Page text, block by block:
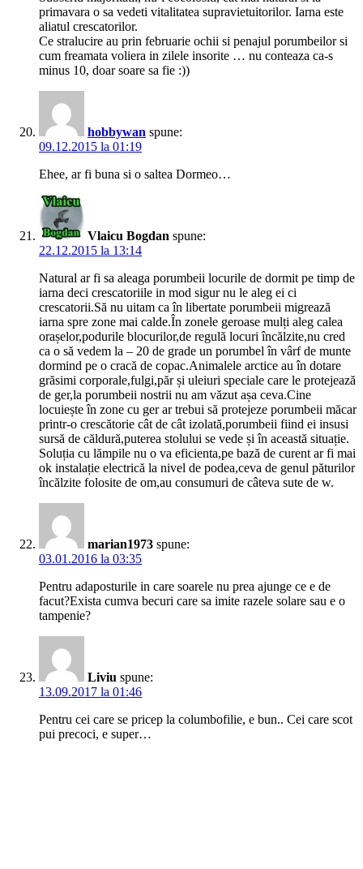
primavara o sa vedeti vitalitatea supravietuitorilor. Iarna este
aliatul crescatorilor.
Ce stralucire au prin februarie ochii si penajul porumbeilor si
cum freamata voliera in zilele insorite … nu conteaza ca-s
minus 10, doar soare sa fie :))
hobbywan spune:
09.12.2015 la 01:19
Ehee, ar fi buna si o saltea Dormeo…
Vlaicu Bogdan spune:
22.12.2015 la 13:14
Natural ar fi sa aleaga porumbeii locurile de dormit pe timp de
iarna deci crescatoriile in mod sigur nu le aleg ei ci
crescatorii.Să nu uitam ca în libertate porumbeii migrează
iarna spre zone mai calde.În zonele geroase mulți aleg calea
orașelor,podurile blocurilor,de regulă locuri încălzite,nu cred
ca o să vedem la – 20 de grade un porumbel în vârf de munte
dormind pe o cracă de copac.Animalele arctice au în dotare
grăsimi corporale,fulgi,păr și uleiuri speciale care le protejează
de ger,la porumbeii nostrii nu am văzut așa ceva.Cine
locuiește în zone cu ger ar trebui să protejeze porumbeii măcar
printr-o crescătorie cât de cât izolată,porumbeii fiind ei insusi
sursă de căldură,puterea stolului se vede și în această situație.
Soluția cu lămpile nu o va eficienta,pe bază de curent ar fi mai
ok instalație electrică la nivel de podea,ceva de genul păturilor
încălzite folosite de om,au consumuri de câteva sute de w.
marian1973 spune:
03.01.2016 la 03:35
Pentru adaposturile in care soarele nu prea ajunge ce e de
facut?Exista cumva becuri care sa imite razele solare sau e o
tampenie?
Liviu spune:
13.09.2017 la 01:46
Pentru cei care se pricep la columbofilie, e bun.. Cei care scot
pui precoci, e super…